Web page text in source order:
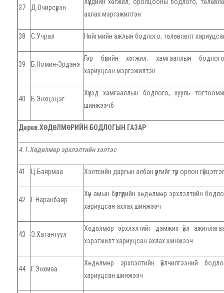
37 Д.Очирсүрэн
Хүүхдийн хөгжил, оролцооны бодлого,
ахлах мэргэжилтэн
38 С.Учрал Нийгмийн ажлын бодлого, төлөвлөлт
39 Б.Номин-Эрдэнэ
Гэр бүлийн хөгжил, хамгааллын
хариуцсан мэргэжилтэн
40 Б.Энхцэцэг
Хүүхэд хамгааллын бодлого, хууль
шинжээч6
Дөрөв.ХӨДӨЛМӨРИЙН БОДЛОГЫН ГАЗАР
4.1.Хөдөлмөр эрхлэлтийн хэлтэс
41 Ц.Баярмаа Хэлтсийн даргын албан үүргийг түр орлон
42 Г.Наранбаяр
Хүн амын бүлгүүдийн хөдөлмөр эрхлэлтийн
хариуцсан ахлах шинжээч
43 Э.Хатантуул
Хөдөлмөр эрхлэлтийг дэмжих үйл
хэрэгжилт хариуцсан ахлах шинжээч
44 Г.Энхмаа
Хөдөлмөр эрхлэлтийн үйлчилгээний
хариуцсан шинжээч